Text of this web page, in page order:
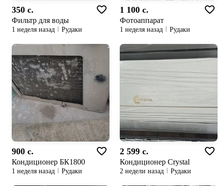
350 c.
Фильтр для воды
1 неделя назад Рудаки
1 100 c.
Фотоаппарат
1 неделя назад Рудаки
900 c.
Кондиционер БК1800
1 неделя назад Рудаки
2 599 c.
Кондиционер Crystal
2 недели назад Рудаки